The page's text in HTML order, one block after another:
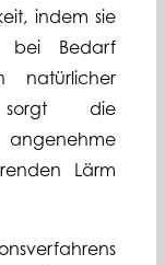
indem sie
bei Bedarf
sorgt die
Lärm